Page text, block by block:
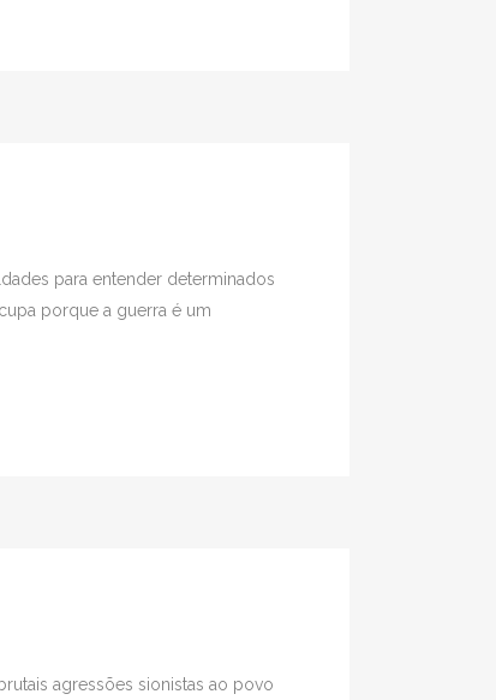
para entender determinados
porque a guerra é um
agressões sionistas ao povo